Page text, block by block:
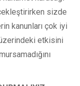
sizde
kanunları çok iyi
etkisini